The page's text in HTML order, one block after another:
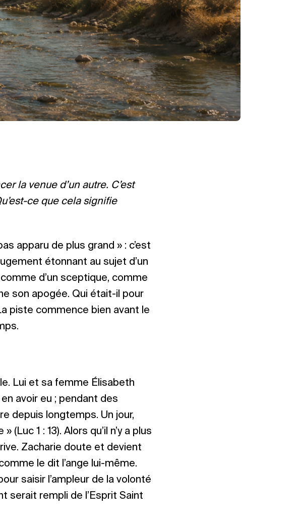
la venue d’un autre. C’est
ce que cela signifie
apparu de plus grand » : c’est
étonnant au sujet d’un
d’un sceptique, comme
son apogée. Qui était-il pour
piste commence bien avant le
Lui et sa femme Élisabeth
avoir eu ; pendant des
depuis longtemps. Un jour,
(Luc 1 : 13). Alors qu’il n’y a plus
Zacharie doute et devient
le dit l’ange lui-même.
saisir l’ampleur de la volonté
serait rempli de l’Esprit Saint